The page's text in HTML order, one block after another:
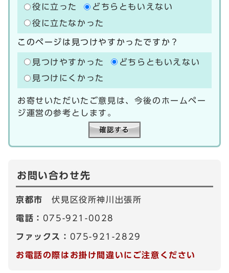
役に立った
どちらともいえない
役に立たなかった
このページは見つけやすかったですか？
見つけやすかった
どちらともいえない
見つけにくかった
お寄せいただいたご意見は、今後のホームペー
ジ運営の参考とします。
お問い合わせ先
京都市伏見区役所神川出張所
電話： 075-921-0028
ファックス： 075-921-2829
お電話の際はお掛け間違いにご注意ください